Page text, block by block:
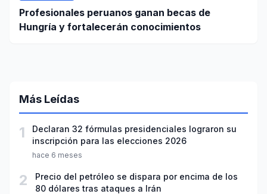
Profesionales peruanos ganan becas de
Hungría y fortalecerán conocimientos
Más Leídas
1
Declaran 32 fórmulas presidenciales lograron su
inscripción para las elecciones 2026
hace 6 meses
2
Precio del petróleo se dispara por encima de los
80 dólares tras ataques a Irán